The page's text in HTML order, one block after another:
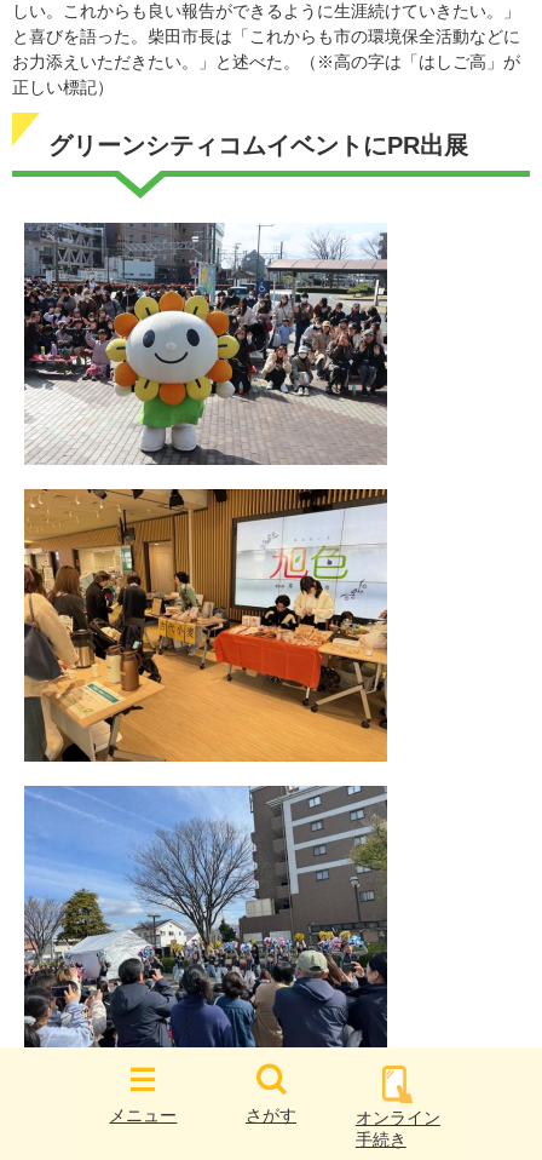
メニュー さがす
オンライン
手続き
しい。これからも良い報告ができるように生涯続けていきたい。」
と喜びを語った。柴田市長は「これからも市の環境保全活動などに
お力添えいただきたい。」と述べた。（※高の字は「はしご高」が
正しい標記）
グリーンシティコムイベントにPR出展